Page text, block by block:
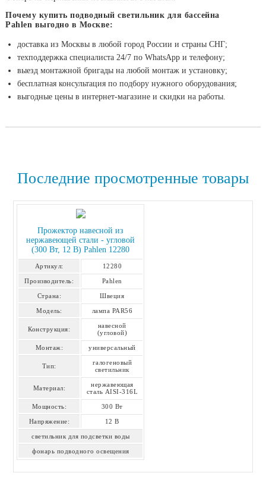
Почему купить подводный светильник для бассейна
Pahlen выгодно в Москве:
доставка из Москвы в любой город России и страны СНГ;
техподдержка специалиста 24/7 по WhatsApp и телефону;
выезд монтажной бригады на любой монтаж и установку;
бесплатная консультация по подбору нужного оборудования;
выгодные цены в интернет-магазине и скидки на работы.
Последние просмотренные товары
Прожектор навесной из
нержавеющей стали - угловой
(300 Вт, 12 В) Pahlen 12280
Артикул: 12280
Производитель: Pahlen
Страна: Швеция
Модель: лампа PAR56
Конструкция:
навесной
(угловой)
Монтаж: универсальный
Тип:
галогеновый
светильник
Материал:
нержавеющая
сталь AISI-316L
Мощность: 300 Вт
Напряжение: 12 В
светильник для подсветки воды
фонарь подводного освещения